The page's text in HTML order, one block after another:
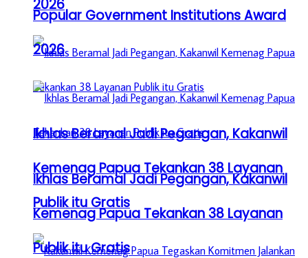
2026
Ikhlas Beramal Jadi Pegangan, Kakanwil
Kemenag Papua Tekankan 38 Layanan
Publik itu Gratis
Popular Government Institutions Award
2026
Ikhlas Beramal Jadi Pegangan, Kakanwil
Kemenag Papua Tekankan 38 Layanan
Publik itu Gratis